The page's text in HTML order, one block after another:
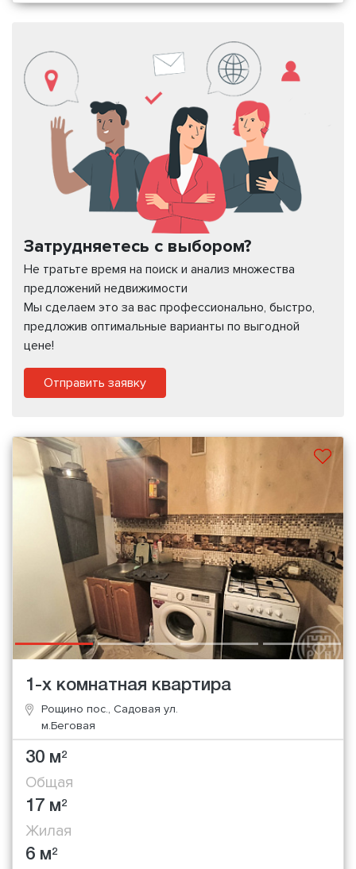
Затрудняетесь с выбором?
Не тратьте время на поиск и анализ множества
предложений недвижимости
Мы сделаем это за вас профессионально, быстро,
предложив оптимальные варианты по выгодной
цене!
Отправить заявку
1-х комнатная квартира
Рощино пос., Садовая ул.
м.Беговая
30 м2
Общая
17 м2
Жилая
6 м2